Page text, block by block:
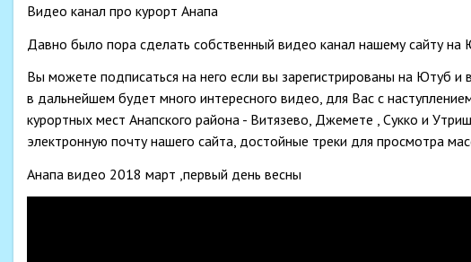
Видео канал про курорт Анапа
Давно было пора сделать собственный видео канал нашему сайту
Вы можете подписаться на него если вы зарегистрированы на Ютуб
в дальнейшем будет много интересного видео, для Вас с
курортных мест Анапского района - Витязево, Джемете , Сукко и
электронную почту нашего сайта, достойные треки для просмотра
Анапа видео 2018 март ,первый день весны